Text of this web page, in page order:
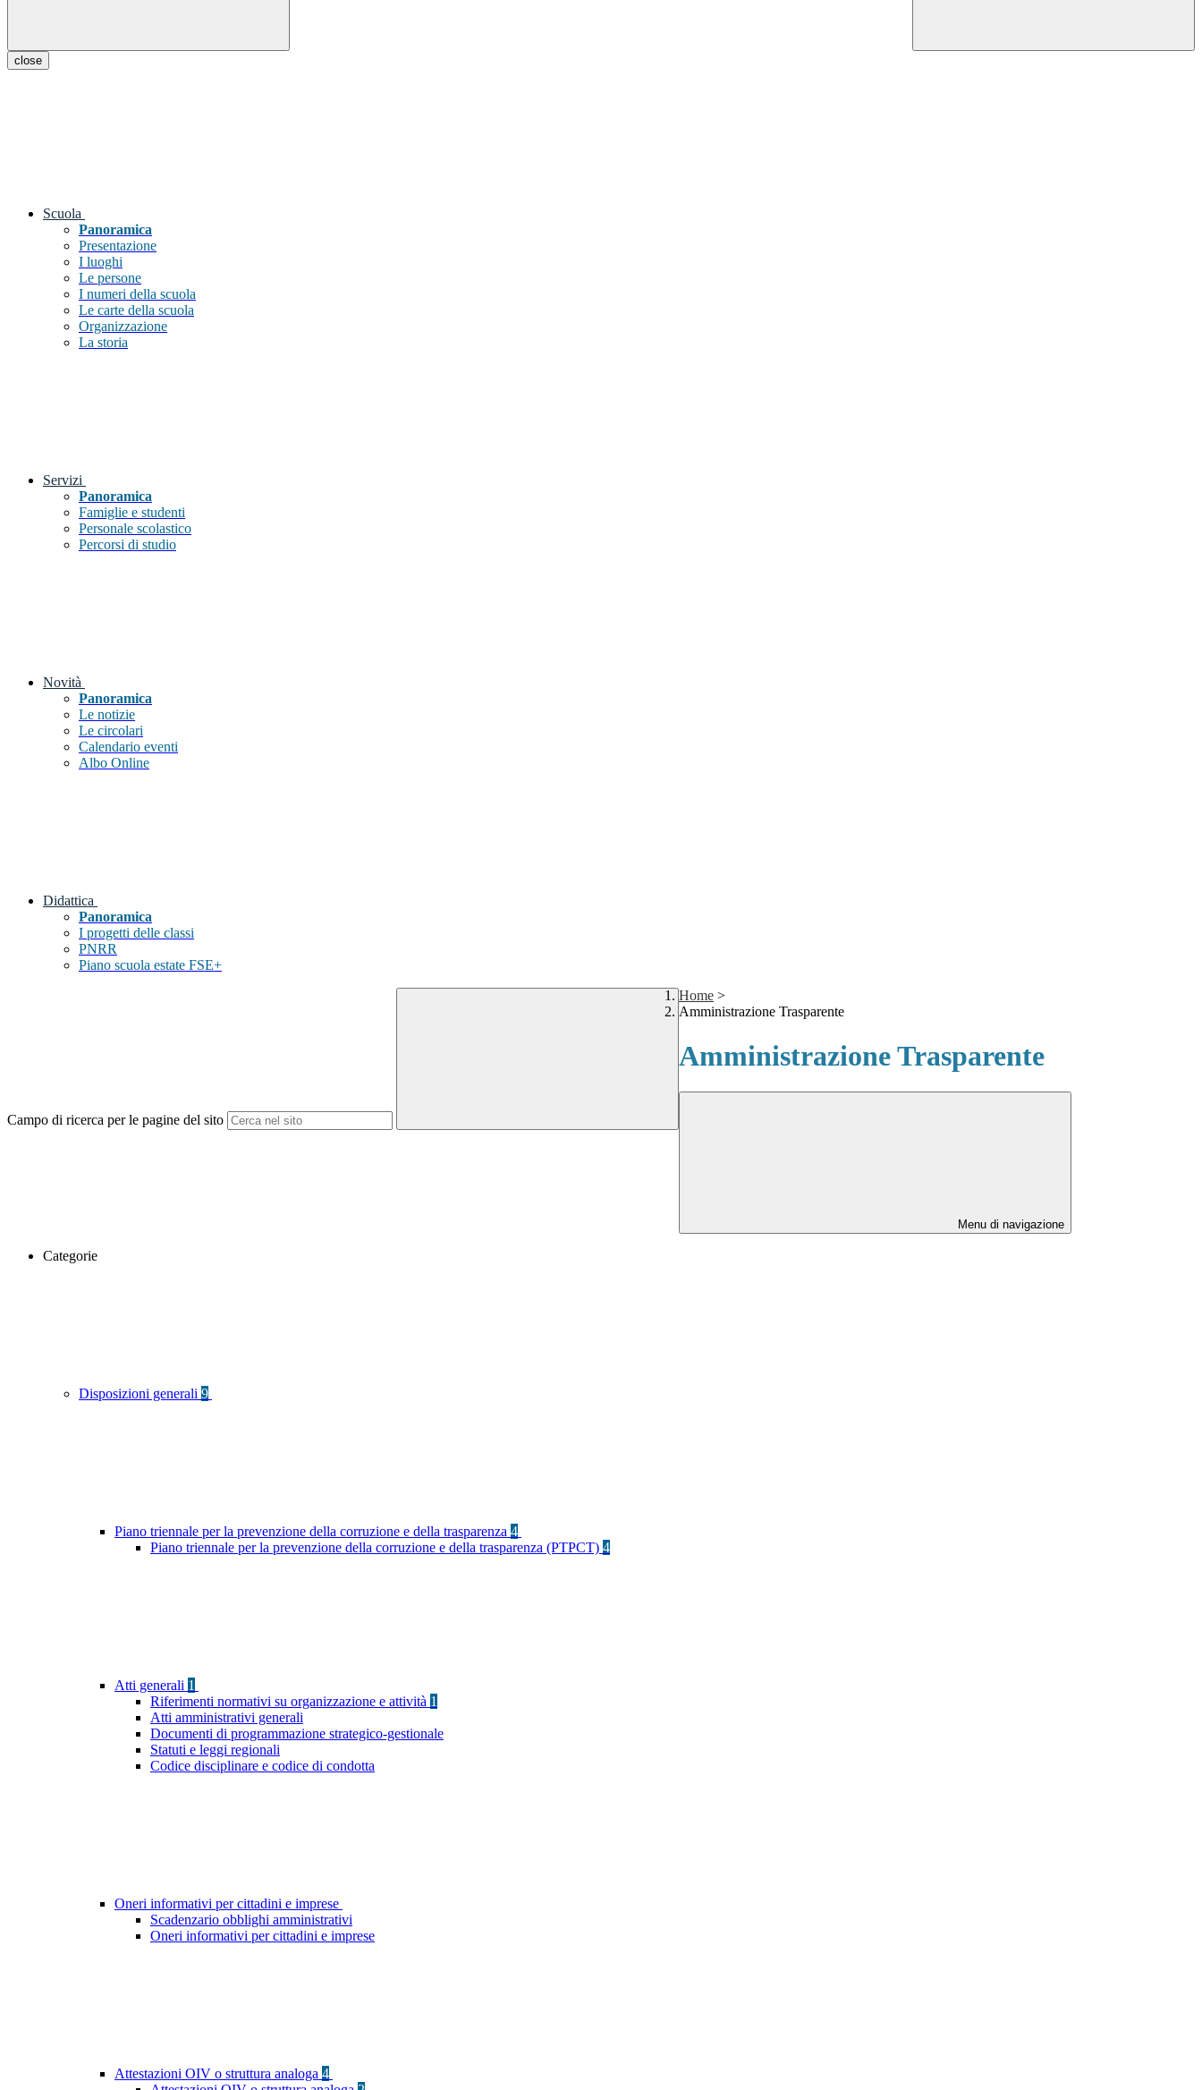
close
Scuola
Panoramica
Presentazione
I luoghi
Le persone
I numeri della scuola
Le carte della scuola
Organizzazione
La storia
Servizi
Panoramica
Famiglie e studenti
Personale scolastico
Percorsi di studio
Novità
Panoramica
Le notizie
Le circolari
Calendario eventi
Albo Online
Didattica
Panoramica
I progetti delle classi
PNRR
Piano scuola estate FSE+
Campo di ricerca per le pagine del sito
Home >
Amministrazione Trasparente
Amministrazione Trasparente
Menu di navigazione
Categorie
Disposizioni generali 9
Piano triennale per la prevenzione della corruzione e della trasparenza 4
Piano triennale per la prevenzione della corruzione e della trasparenza (PTPCT) 4
Atti generali 1
Riferimenti normativi su organizzazione e attività 1
Atti amministrativi generali
Documenti di programmazione strategico-gestionale
Statuti e leggi regionali
Codice disciplinare e codice di condotta
Oneri informativi per cittadini e imprese
Scadenzario obblighi amministrativi
Oneri informativi per cittadini e imprese
Attestazioni OIV o struttura analoga 4